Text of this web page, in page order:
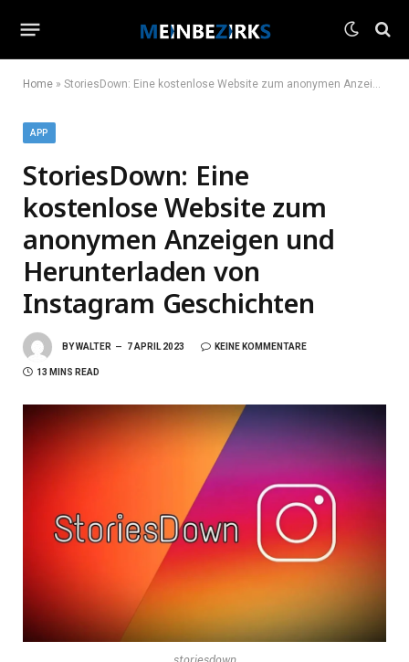
Home » StoriesDown: Eine kostenlose Website zum anonymen Anzeigen und Herunterladen von Instagram Geschichten
APP
StoriesDown: Eine
kostenlose Website zum
anonymen Anzeigen und
Herunterladen von
Instagram Geschichten
BYWALTER 7 APRIL 2023 KEINE KOMMENTARE
13 MINS READ